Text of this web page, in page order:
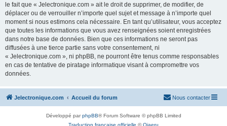
le fait que « Jelectronique.com » ait le droit de supprimer, de modifier, de
déplacer ou de verrouiller n’importe quel sujet et message à n’importe quel
moment si nous estimons cela nécessaire. En tant qu’utilisateur, vous acceptez
que toutes les informations que vous avez renseignées soient enregistrées
dans notre base de données. Bien que ces informations ne seront pas
diffusées à une tierce partie sans votre consentement, ni
« Jelectronique.com », ni phpBB, ne pourront être tenus comme responsables
en cas de tentative de piratage informatique visant à compromettre vos
données.
Jelectronique.com Accueil du forum Nous contacter
Développé parphpBB® Forum Software © phpBB Limited
Traduction française officielle ©Qiaeru